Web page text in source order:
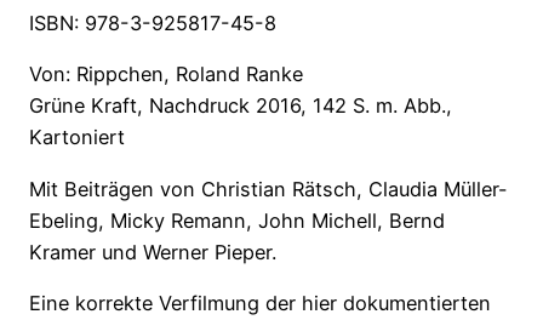
ISBN: 978-3-925817-45-8
Von: Rippchen, Roland Ranke
Grüne Kraft, Nachdruck 2016, 142 S. m. Abb.,
Kartoniert
Mit Beiträgen von Christian Rätsch, Claudia Müller-
Ebeling, Micky Remann, John Michell, Bernd
Kramer und Werner Pieper.
Eine korrekte Verfilmung der hier dokumentierten